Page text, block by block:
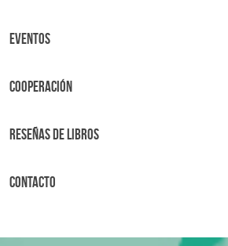
Eventos
Cooperación
Reseñas de libros
Contacto